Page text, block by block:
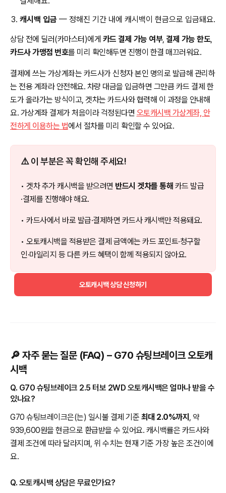
캐시백 입금 — 정해진 기간 내에 캐시백이 현금으로 입금돼요.
상담 전에 딜러(카마스터)에게 카드 결제 가능 여부, 결제 가능 한도,
카드사 가맹점 번호를 미리 확인해두면 진행이 한결 매끄러워요.
결제에 쓰는 가상계좌는 카드사가 신청자 본인 명의로 발급해 관리하
는 전용 계좌라 안전해요. 차량 대금을 입금하면 그만큼 카드 결제 한
도가 올라가는 방식이고, 겟차는 카드사와 협력해 이 과정을 안내해
요. 가상계좌 결제가 처음이라 걱정된다면 오토캐시백 가상계좌, 안
전하게 이용하는 법에서 절차를 미리 확인할 수 있어요.
⚠️ 이 부분은 꼭 확인해 주세요!
• 겟차 추가 캐시백을 받으려면 반드시 겟차를 통해 카드 발급
·결제를 진행해야 해요.
• 카드사에서 바로 발급·결제하면 카드사 캐시백만 적용돼요.
• 오토캐시백을 적용받은 결제 금액에는 카드 포인트·청구할
인·마일리지 등 다른 카드 혜택이 함께 적용되지 않아요.
오토캐시백 상담 신청하기
🔎 자주 묻는 질문 (FAQ) – G70 슈팅브레이크 오토캐
시백
Q. G70 슈팅브레이크 2.5 터보 2WD 오토캐시백은 얼마나 받을 수
있나요?
G70 슈팅브레이크은(는) 일시불 결제 기준 최대 2.0%까지 , 약
939,600원을 현금으로 환급받을 수 있어요. 캐시백률은 카드사와
결제 조건에 따라 달라지며, 위 수치는 현재 기준 가장 높은 조건이에
요.
Q. 오토캐시백 상담은 무료인가요?